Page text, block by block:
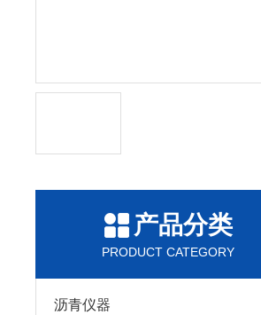
产品分类
PRODUCT CATEGORY
沥青仪器